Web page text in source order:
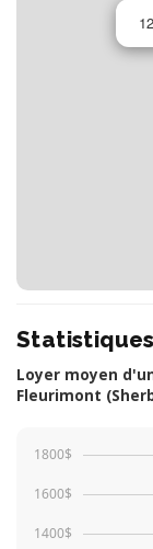
Statistiques
Loyer moyen
Fleurimont
1400$
1600$
1800$